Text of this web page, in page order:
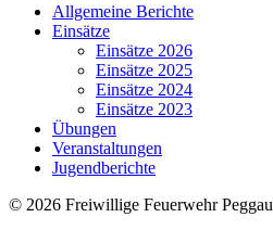
Allgemeine Berichte
Einsätze
Einsätze 2026
Einsätze 2025
Einsätze 2024
Einsätze 2023
Übungen
Veranstaltungen
Jugendberichte
© 2026 Freiwillige Feuerwehr Peggau